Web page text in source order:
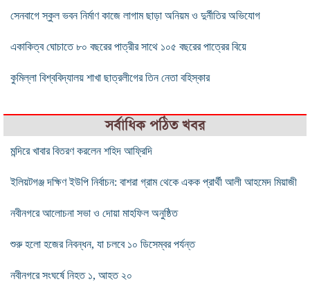
সেনবাগে স্কুল ভবন নির্মাণ কাজে লাগাম ছাড়া অনিয়ম ও দুর্নীতির অভিযোগ
একাকিত্ব ঘোচাতে ৮০ বছরের পাত্রীর সাথে ১০৫ বছরের পাত্রের বিয়ে
কুমিল্লা বিশ্ববিদ্যালয় শাখা ছাত্রলীগের তিন নেতা বহিস্কার
সর্বাধিক পঠিত খবর
মন্দিরে খাবার বিতরণ করলেন শহিদ আফ্রিদি
ইলিয়টগঞ্জ দক্ষিণ ইউপি নির্বাচন: বাশরা গ্রাম থেকে একক প্রার্থী আলী আহমেদ মিয়াজী
নবীনগরে আলোচনা সভা ও দোয়া মাহফিল অনুষ্ঠিত
শুরু হলো হজের নিবন্ধন, যা চলবে ১০ ডিসেম্বর পর্যন্ত
নবীনগরে সংঘর্ষে নিহত ১, আহত ২০